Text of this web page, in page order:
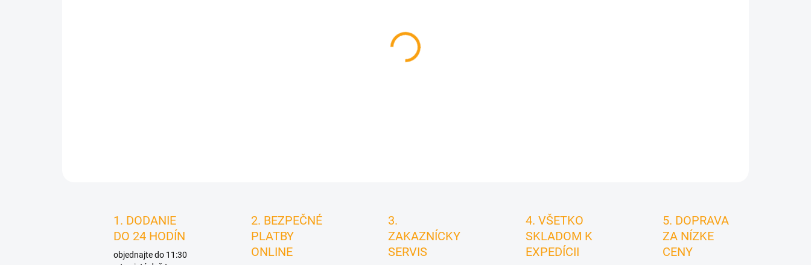
1. DODANIE
DO 24 HODÍN
objednajte do 11:30
2. BEZPEČNÉ
PLATBY
ONLINE
3.
ZAKAZNÍCKY
SERVIS
4. VŠETKO
SKLADOM K
EXPEDÍCII
5. DOPRAVA
ZA NÍZKE
CENY